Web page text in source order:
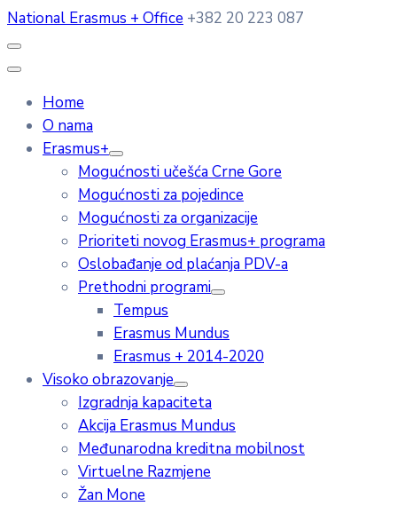
National Erasmus + Office +382 20 223 087
Home
O nama
Erasmus+
Mogućnosti učešća Crne Gore
Mogućnosti za pojedince
Mogućnosti za organizacije
Prioriteti novog Erasmus+ programa
Oslobađanje od plaćanja PDV-a
Prethodni programi
Tempus
Erasmus Mundus
Erasmus + 2014-2020
Visoko obrazovanje
Izgradnja kapaciteta
Akcija Erasmus Mundus
Međunarodna kreditna mobilnost
Virtuelne Razmjene
Žan Mone